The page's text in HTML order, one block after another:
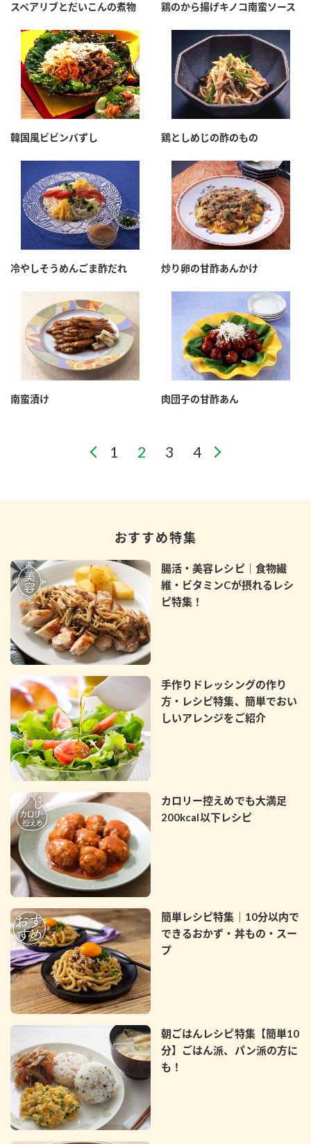
スペアリブとだいこんの煮物 鶏のから揚げキノコ南蛮ソース
韓国風ビビンバずし 鶏としめじの酢のもの
冷やしそうめんごま酢だれ 炒り卵の甘酢あんかけ
南蛮漬け 肉団子の甘酢あん
おすすめ特集
腸活・美容レシピ｜食物繊
維・ビタミンCが摂れるレシ
ピ特集！
手作りドレッシングの作り
方・レシピ特集、簡単でおい
しいアレンジをご紹介
カロリー控えめでも大満足
200kcal以下レシピ
簡単レシピ特集｜10分以内で
できるおかず・丼もの・スー
プ
朝ごはんレシピ特集【簡単10
分】ごはん派、パン派の方に
も！